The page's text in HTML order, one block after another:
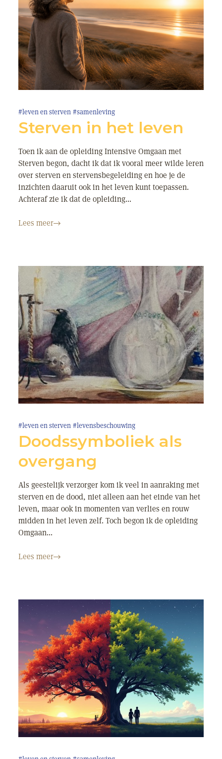
#leven en sterven #samenleving
Sterven in het leven
Toen ik aan de opleiding Intensive Omgaan met
Sterven begon, dacht ik dat ik vooral meer wilde leren
over sterven en stervensbegeleiding en hoe je de
inzichten daaruit ook in het leven kunt toepassen.
Achteraf zie ik dat de opleiding...
Lees meer
#leven en sterven #levensbeschouwing
Doodssymboliek als
overgang
Als geestelijk verzorger kom ik veel in aanraking met
sterven en de dood, niet alleen aan het einde van het
leven, maar ook in momenten van verlies en rouw
midden in het leven zelf. Toch begon ik de opleiding
Omgaan...
Lees meer